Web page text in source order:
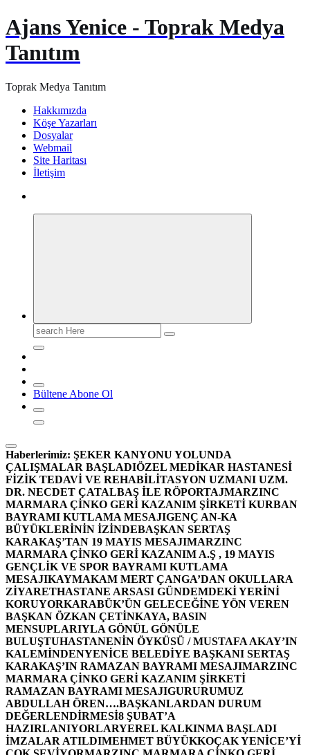
Ajans Yenice - Toprak Medya
Tanıtım
Toprak Medya Tanıtım
Hakkımızda
Köşe Yazarları
Dosyalar
Webmail
Site Haritası
İletişim
Search
for:
Bültene Abone Ol
Haberlerimiz: ŞEKER KANYONU YOLUNDA
ÇALIŞMALAR BAŞLADIÖZEL MEDİKAR HASTANESİ
FİZİK TEDAVİ VE REHABİLİTASYON UZMANI UZM.
DR. NECDET ÇATALBAŞ İLE RÖPORTAJMARZINC
MARMARA ÇİNKO GERİ KAZANIM ŞİRKETİ KURBAN
BAYRAMI KUTLAMA MESAJIGENÇ AN-KA
BÜYÜKLERİNİN İZİNDEBAŞKAN SERTAŞ
KARAKAŞ’TAN 19 MAYIS MESAJIMARZINC
MARMARA ÇİNKO GERİ KAZANIM A.Ş , 19 MAYIS
GENÇLİK VE SPOR BAYRAMI KUTLAMA
MESAJIKAYMAKAM MERT ÇANGA’DAN OKULLARA
ZİYARETHASTANE ARSASI GÜNDEMDEKİ YERİNİ
KORUYORKARABÜK’ÜN GELECEĞİNE YÖN VEREN
BAŞKAN ÖZKAN ÇETİNKAYA, BASIN
MENSUPLARIYLA GÖNÜL GÖNÜLE
BULUŞTUHASTANENİN ÖYKÜSÜ / MUSTAFA AKAY’IN
KALEMİNDENYENİCE BELEDİYE BAŞKANI SERTAŞ
KARAKAŞ’IN RAMAZAN BAYRAMI MESAJIMARZINC
MARMARA ÇİNKO GERİ KAZANIM ŞİRKETİ
RAMAZAN BAYRAMI MESAJIGURURUMUZ
ABDULLAH ÖREN….BAŞKANLARDAN DURUM
DEĞERLENDİRMESİ8 ŞUBAT’A
HAZIRLANIYORLARYEREL KALKINMA BAŞLADI
İMZALAR ATILDIMEHMET BÜYÜKKOÇAK YENİCE’Yİ